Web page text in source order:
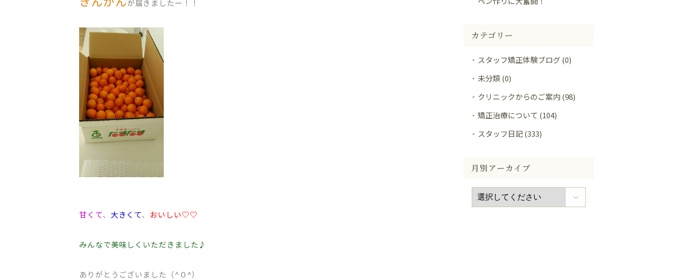
が届きましたー！！
甘くて、 大きくて、 おいしい♡♡
みんなで美味しくいただきました♪
ありがとうございました（^０^）
カテゴリー
スタッフ矯正体験ブログ (0)
未分類 (0)
クリニックからのご案内 (98)
矯正治療について (104)
スタッフ日記 (333)
月別アーカイブ